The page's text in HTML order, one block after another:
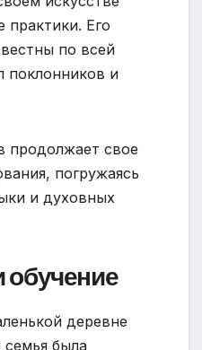
практики. Его
по всей
поклонников и
продолжает свое
погружаясь
и духовных
обучение
деревне
семья была